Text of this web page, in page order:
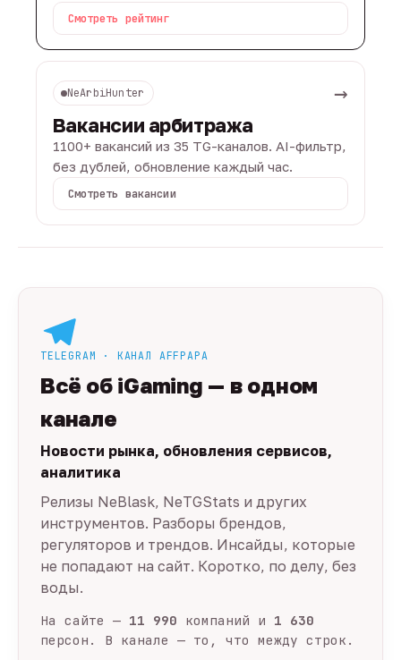
Смотреть рейтинг
NeArbiHunter →
Вакансии арбитража
1100+ вакансий из 35 TG-каналов. AI-фильтр,
без дублей, обновление каждый час.
Смотреть вакансии
TELEGRAM · КАНАЛ AFFPAPA
Всё об iGaming — в одном
канале
Новости рынка, обновления сервисов,
аналитика
Релизы NeBlask, NeTGStats и других
инструментов. Разборы брендов,
регуляторов и трендов. Инсайды, которые
не попадают на сайт. Коротко, по делу, без
воды.
На сайте — 11 990 компаний и 1 630
персон. В канале — то, что между строк.